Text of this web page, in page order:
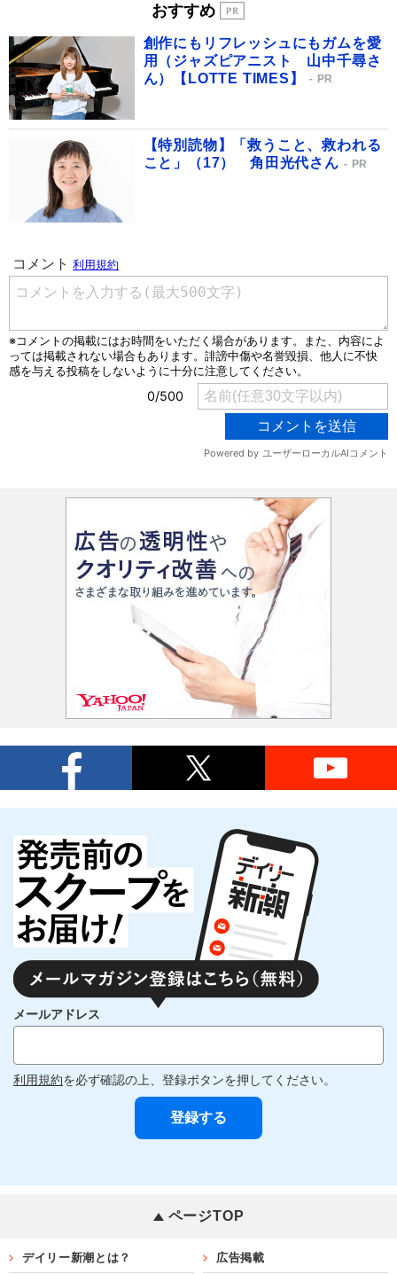
おすすめ
創作にもリフレッシュにもガムを愛
用（ジャズピアニスト 山中千尋さ
ん）【LOTTE TIMES】
PR
【特別読物】「救うこと、救われる
こと」（17） 角田光代さん
PR
メールアドレス
利用規約を必ず確認の上、登録ボタンを押してください。
ページTOP
デイリー新潮とは？ 広告掲載